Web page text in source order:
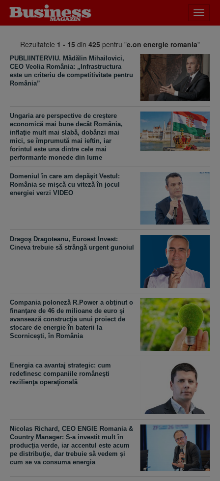
meniu
Rezultatele 1 - 15 din 425 pentru "e.on energie romania"
PUBLIINTERVIU. Mădălin Mihailovici,
CEO Veolia România: „Infrastructura
este un criteriu de competitivitate pentru
România”
Ungaria are perspective de creştere
economică mai bune decât România,
inflaţie mult mai slabă, dobânzi mai
mici, se împrumută mai ieftin, iar
forintul este una dintre cele mai
performante monede din lume
Domeniul în care am depăşit Vestul:
România se mişcă cu viteză în jocul
energiei verzi VIDEO
Dragoş Dragoteanu, Euroest Invest:
Cineva trebuie să strângă urgent gunoiul
Compania poloneză R.Power a obţinut o
finanţare de 46 de milioane de euro şi
avansează construcţia unui proiect de
stocare de energie în baterii la
Scorniceşti, în România
Energia ca avantaj strategic: cum
redefinesc companiile româneşti
rezilienţa operaţională
Nicolas Richard, CEO ENGIE Romania &
Country Manager: S-a investit mult în
producţia verde, iar accentul este acum
pe distribuţie, dar trebuie să vedem şi
cum se va consuma energia